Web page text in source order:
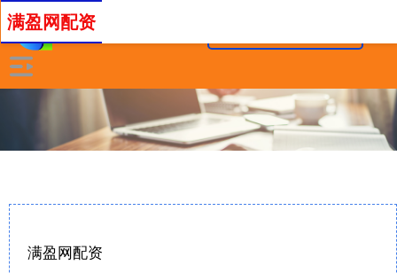
满盈网配资
满盈网配资